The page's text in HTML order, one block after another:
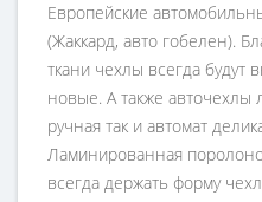
Европейские
(Жаккард, авто гобелен).
ткани чехлы всегда будут
новые. А также авточехлы
ручная так и автомат
Ламинированная
всегда держать форму